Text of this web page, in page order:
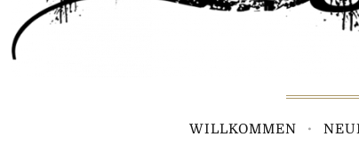
WILLKOMMEN